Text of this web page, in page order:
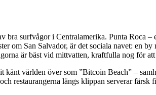
bra surfvågor i Centralamerika. Punta
om San Salvador, är det sociala navet: en
är bäst vid mittvatten, kraftfulla nog för
världen över som ”Bitcoin Beach” –
restaurangerna längs klippan serverar